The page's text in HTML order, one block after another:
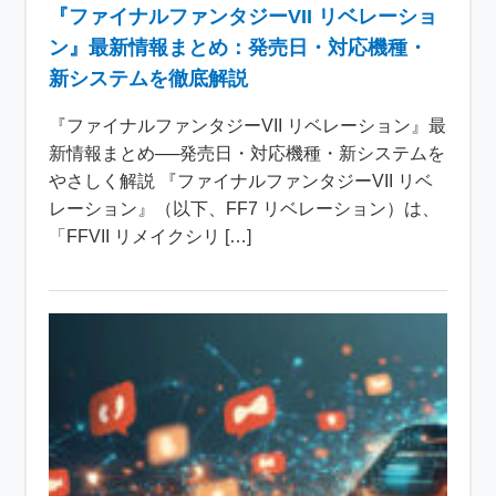
『ファイナルファンタジーVII リベレーショ
ン』最新情報まとめ：発売日・対応機種・
新システムを徹底解説
『ファイナルファンタジーVII リベレーション』最
新情報まとめ──発売日・対応機種・新システムを
やさしく解説 『ファイナルファンタジーVII リベ
レーション』（以下、FF7 リベレーション）は、
「FFVII リメイクシリ […]